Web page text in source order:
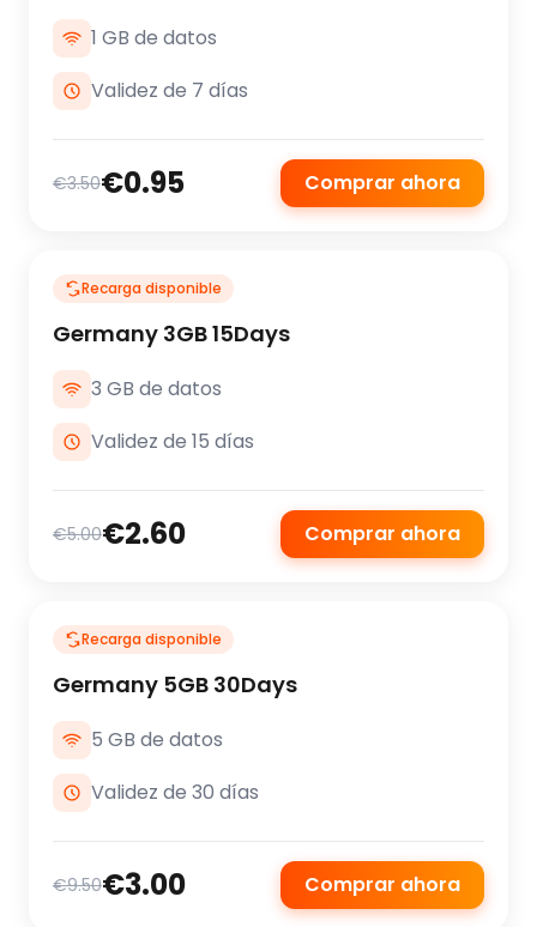
1 GB de datos
Validez de 7 días
€3.50€0.95 Comprar ahora
Recarga disponible
Germany 3GB 15Days
3 GB de datos
Validez de 15 días
€5.00€2.60 Comprar ahora
Recarga disponible
Germany 5GB 30Days
5 GB de datos
Validez de 30 días
€9.50€3.00 Comprar ahora